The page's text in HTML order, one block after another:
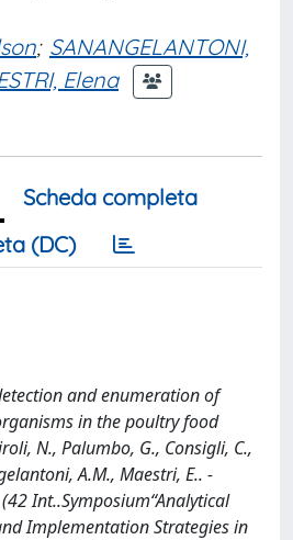
; SANANGELANTONI,
Elena
Scheda completa
(DC)
and enumeration of
in the poultry food
N., Palumbo, G., Consigli, C.,
A.M., Maestri, E.. -
Int..Symposium“Analytical
Implementation Strategies in